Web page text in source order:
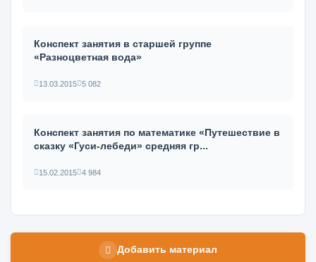
Конспект занятия в старшей группе
«Разноцветная вода»
13.03.2015 5 082
Конспект занятия по математике «Путешествие в
сказку «Гуси-лебеди» средняя гр...
15.02.2015 4 984
Добавить материал